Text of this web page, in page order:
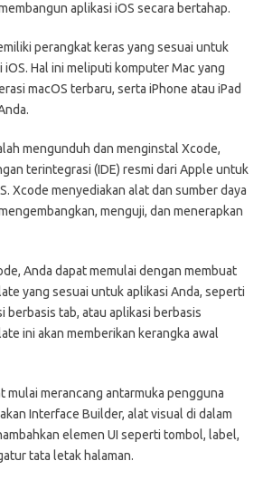
aplikasi iOS secara bertahap.
perangkat keras yang sesuai untuk
Hal ini meliputi komputer Mac yang
macOS terbaru, serta iPhone atau iPad
mengunduh dan menginstal Xcode,
terintegrasi (IDE) resmi dari Apple untuk
Xcode menyediakan alat dan sumber daya
menguji, dan menerapkan
Anda dapat memulai dengan membuat
yang sesuai untuk aplikasi Anda, seperti
berbasis tab, atau aplikasi berbasis
ini akan memberikan kerangka awal
mulai merancang antarmuka pengguna
Interface Builder, alat visual di dalam
elemen UI seperti tombol, label,
tata letak halaman.